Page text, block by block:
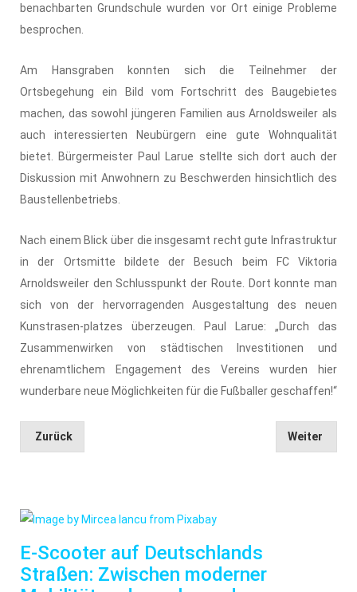
benachbarten Grundschule wurden vor Ort einige Probleme
besprochen.
Am Hansgraben konnten sich die Teilnehmer der
Ortsbegehung ein Bild vom Fortschritt des Baugebietes
machen, das sowohl jüngeren Familien aus Arnoldsweiler als
auch interessierten Neubürgern eine gute Wohnqualität
bietet. Bürgermeister Paul Larue stellte sich dort auch der
Diskussion mit Anwohnern zu Beschwerden hinsichtlich des
Baustellenbetriebs.
Nach einem Blick über die insgesamt recht gute Infrastruktur
in der Ortsmitte bildete der Besuch beim FC Viktoria
Arnoldsweiler den Schlusspunkt der Route. Dort konnte man
sich von der hervorragenden Ausgestaltung des neuen
Kunstrasen-platzes überzeugen. Paul Larue: „Durch das
Zusammenwirken von städtischen Investitionen und
ehrenamtlichem Engagement des Vereins wurden hier
wunderbare neue Möglichkeiten für die Fußballer geschaffen!“
Zurück Weiter
E-Scooter auf Deutschlands
Straßen: Zwischen moderner